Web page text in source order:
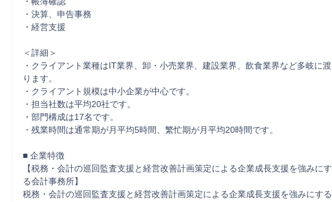
・決算、申告事務
・経営支援
＜詳細＞
・クライアント業種はIT業界、卸・小売業界、建設業界、飲食業界など多岐に渡
ります。
・クライアント規模は中小企業が中心です。
・担当社数は平均20社です。
・部門構成は17名です。
・残業時間は通常期が月平均5時間、繁忙期が月平均20時間です。
■ 企業特徴
【税務・会計の巡回監査支援と経営改善計画策定による企業成長支援を強みにす
る会計事務所】
税務・会計の巡回監査支援と経営改善計画策定による企業成長支援を強みにする